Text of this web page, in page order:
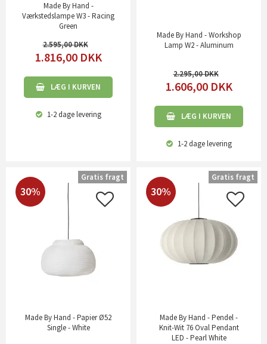
Made By Hand -
Værkstedslampe W3 - Racing
Green
2.595,00
1.816,00 DKK
LÆG I KURVEN
1-2 dagelevering
Made By Hand - Workshop
Lamp W2 - Aluminum
2.295,00
1.606,00 DKK
LÆG I KURVEN
1-2 dagelevering
30%
Made By Hand - Papier Ø52
Single - White
Gratis fragt
30%
Made By Hand - Pendel -
Knit-Wit 76 Oval Pendant
LED - Pearl White
Gratis fragt